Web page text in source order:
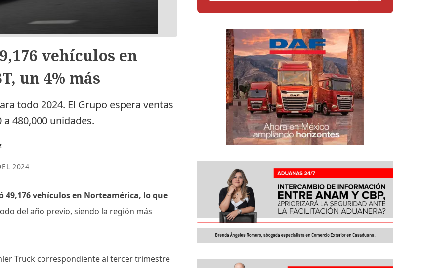
vehículos en
un 4% más
todo 2024. El Grupo espera ventas
480,000 unidades.
2024
49,176 vehículos en Norteamérica, lo que
del año previo, siendo la región más
Truck correspondiente al tercer trimestre